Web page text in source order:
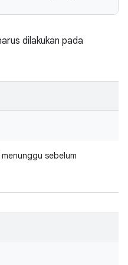
dilakukan pada
sebelum